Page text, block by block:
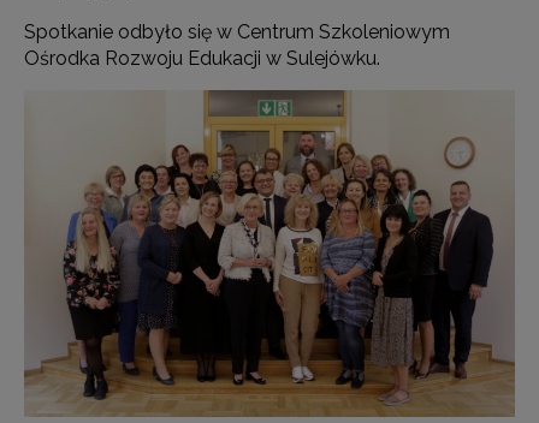
Spotkanie odbyło się w Centrum Szkoleniowym
Ośrodka Rozwoju Edukacji w Sulejówku.